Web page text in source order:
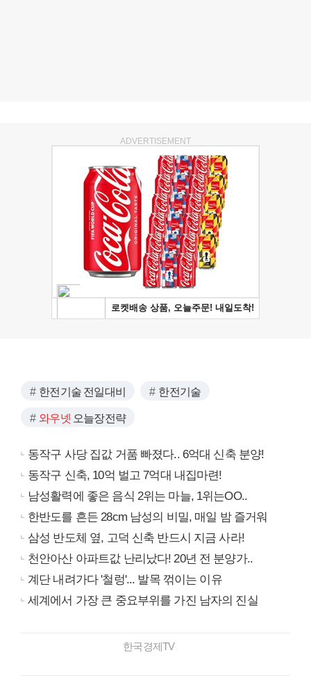
ADVERTISEMENT
한전기술 전일대비 한전기술
와우넷 오늘장전략
동작구 사당 집값 거품 빠졌다.. 6억대 신축 분양!
동작구 신축, 10억 벌고 7억대 내집마련!
남성활력에 좋은 음식 2위는 마늘, 1위는OO..
한반도를 흔든 28cm 남성의 비밀, 매일 밤 즐거워
삼성 반도체 옆, 고덕 신축 반드시 지금 사라!
천안아산 아파트값 난리났다! 20년 전 분양가..
계단 내려가다 '철렁'... 발목 꺾이는 이유
세계에서 가장 큰 중요부위를 가진 남자의 진실
한국경제TV